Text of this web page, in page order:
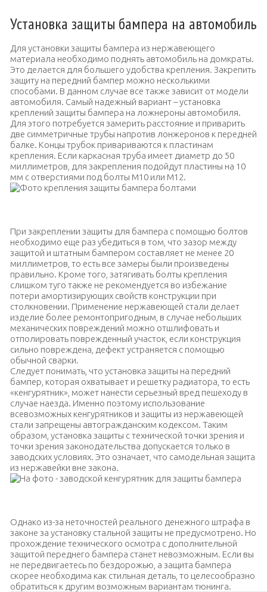
Установка защиты бампера на автомобиль
Для установки защиты бампера из нержавеющего
материала необходимо поднять автомобиль на домкраты.
Это делается для большего удобства крепления. Закрепить
защиту на передний бампер можно несколькими
способами. В данном случае все также зависит от модели
автомобиля. Самый надежный вариант – установка
креплений защиты бампера на ложнероны автомобиля.
Для этого потребуется замерить расстояние и приварить
две симметричные трубы напротив лонжеронов к передней
балке. Концы трубок привариваются к пластинам
крепления. Если каркасная труба имеет диаметр до 50
миллиметров, для закрепления подойдут пластины на 10
мм с отверстиями под болты M10 или М12.
При закреплении защиты для бампера с помощью болтов
необходимо еще раз убедиться в том, что зазор между
защитой и штатным бампером составляет не менее 20
миллиметров, то есть все замеры были произведены
правильно. Кроме того, затягивать болты крепления
слишком туго также не рекомендуется во избежание
потери амортизирующих свойств конструкции при
столкновении. Применение нержавеющей стали делает
изделие более ремонтопригодным, в случае небольших
механических повреждений можно отшлифовать и
отполировать поврежденный участок, если конструкция
сильно повреждена, дефект устраняется с помощью
обычной сварки.
Следует понимать, что установка защиты на передний
бампер, которая охватывает и решетку радиатора, то есть
«кенгурятник», может нанести серьезный вред пешеходу в
случае наезда. Именно поэтому использование
всевозможных кенгурятников и защиты из нержавеющей
стали запрещены автогражданским кодексом. Таким
образом, установка защиты с технической точки зрения и
точки зрения законодательства допускается только в
заводских условиях. Это означает, что самодельная защита
из нержавейки вне закона.
Однако из-за неточностей реального денежного штрафа в
законе за установку стальной защиты не предусмотрено. Но
прохождение технического осмотра с дополнительной
защитой переднего бампера станет невозможным. Если вы
не передвигаетесь по бездорожью, а защита бампера
скорее необходима как стильная деталь, то целесообразно
обратиться к другим возможным вариантам тюнинга.